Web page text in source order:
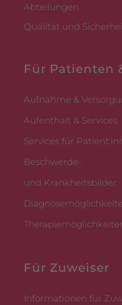
Abteilungen
Qualität und
Für Patienten
Aufnahme &
Aufenthalt & Services
Services für
Beschwerde-
und Krankheitsbilder
Für Zuweiser
Informationen für